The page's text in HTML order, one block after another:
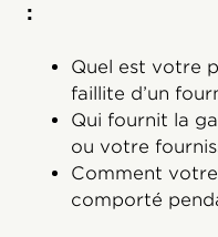
:
Quel est votre
faillite d’un
Qui fournit la
ou votre
Comment votre
comporté